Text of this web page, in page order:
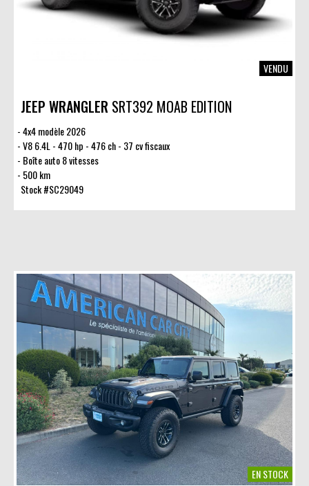
VENDU
JEEP WRANGLER SRT392 MOAB EDITION
4x4 modèle 2026
V8 6.4L - 470 hp - 476 ch - 37 cv fiscaux
Boîte auto 8 vitesses
500 km
Stock #SC29049
EN STOCK